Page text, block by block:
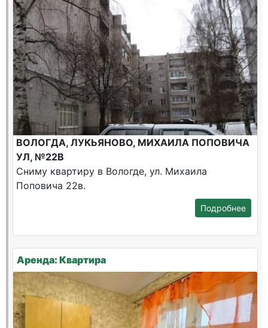
ВОЛОГДА, ЛУКЬЯНОВО, МИХАИЛА ПОПОВИЧА
УЛ, №22В
Сниму квартиру в Вологде, ул. Михаила
Поповича 22в.
Подробнее
Аренда: Квартира